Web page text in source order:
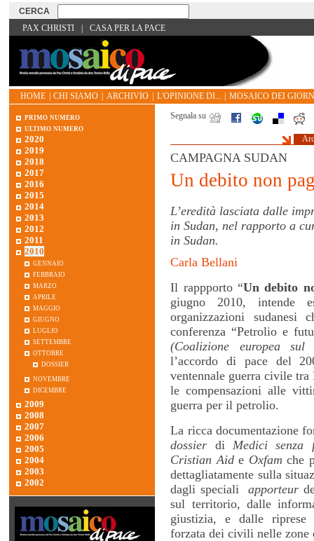
PAX CHRISTI CASA PER LA PACE
HOME CHI SIAMO ARCHIVIO L'OPINIONE DI...
MOSAICO DEI
Segnala su
CAMPAGNA SUDAN
Un debito non
L’eredità lasciata dalle
in Sudan, nel rapporto a
in Sudan.
Carla Bellani
Il rappporto “Un debito
giugno 2010, intende
organizzazioni
conferenza “Petrolio e
(Coalizione europea
l’accordo di pace del
ventennale guerra civile
le compensazioni alle
guerra per il petrolio.
La ricca documentazione
dossier di Medici senza
Cristian Aide Oxfam che
dettagliatamente sulla
dagli speciali apporteur
sul territorio, dalle
giustizia, e dalle riprese
forzata dei civili nelle
primo numero
ultimo numero
2020
2019
2018
2017
2016
2015
2014
2013
2012
2011
2010
gennaio
febbraio
marzo
aprile
maggio
giugno
luglio
settembre
ottobre
dossier
novembre
dicembre
2009
2008
2007
2006
2005
2004
2003
2002